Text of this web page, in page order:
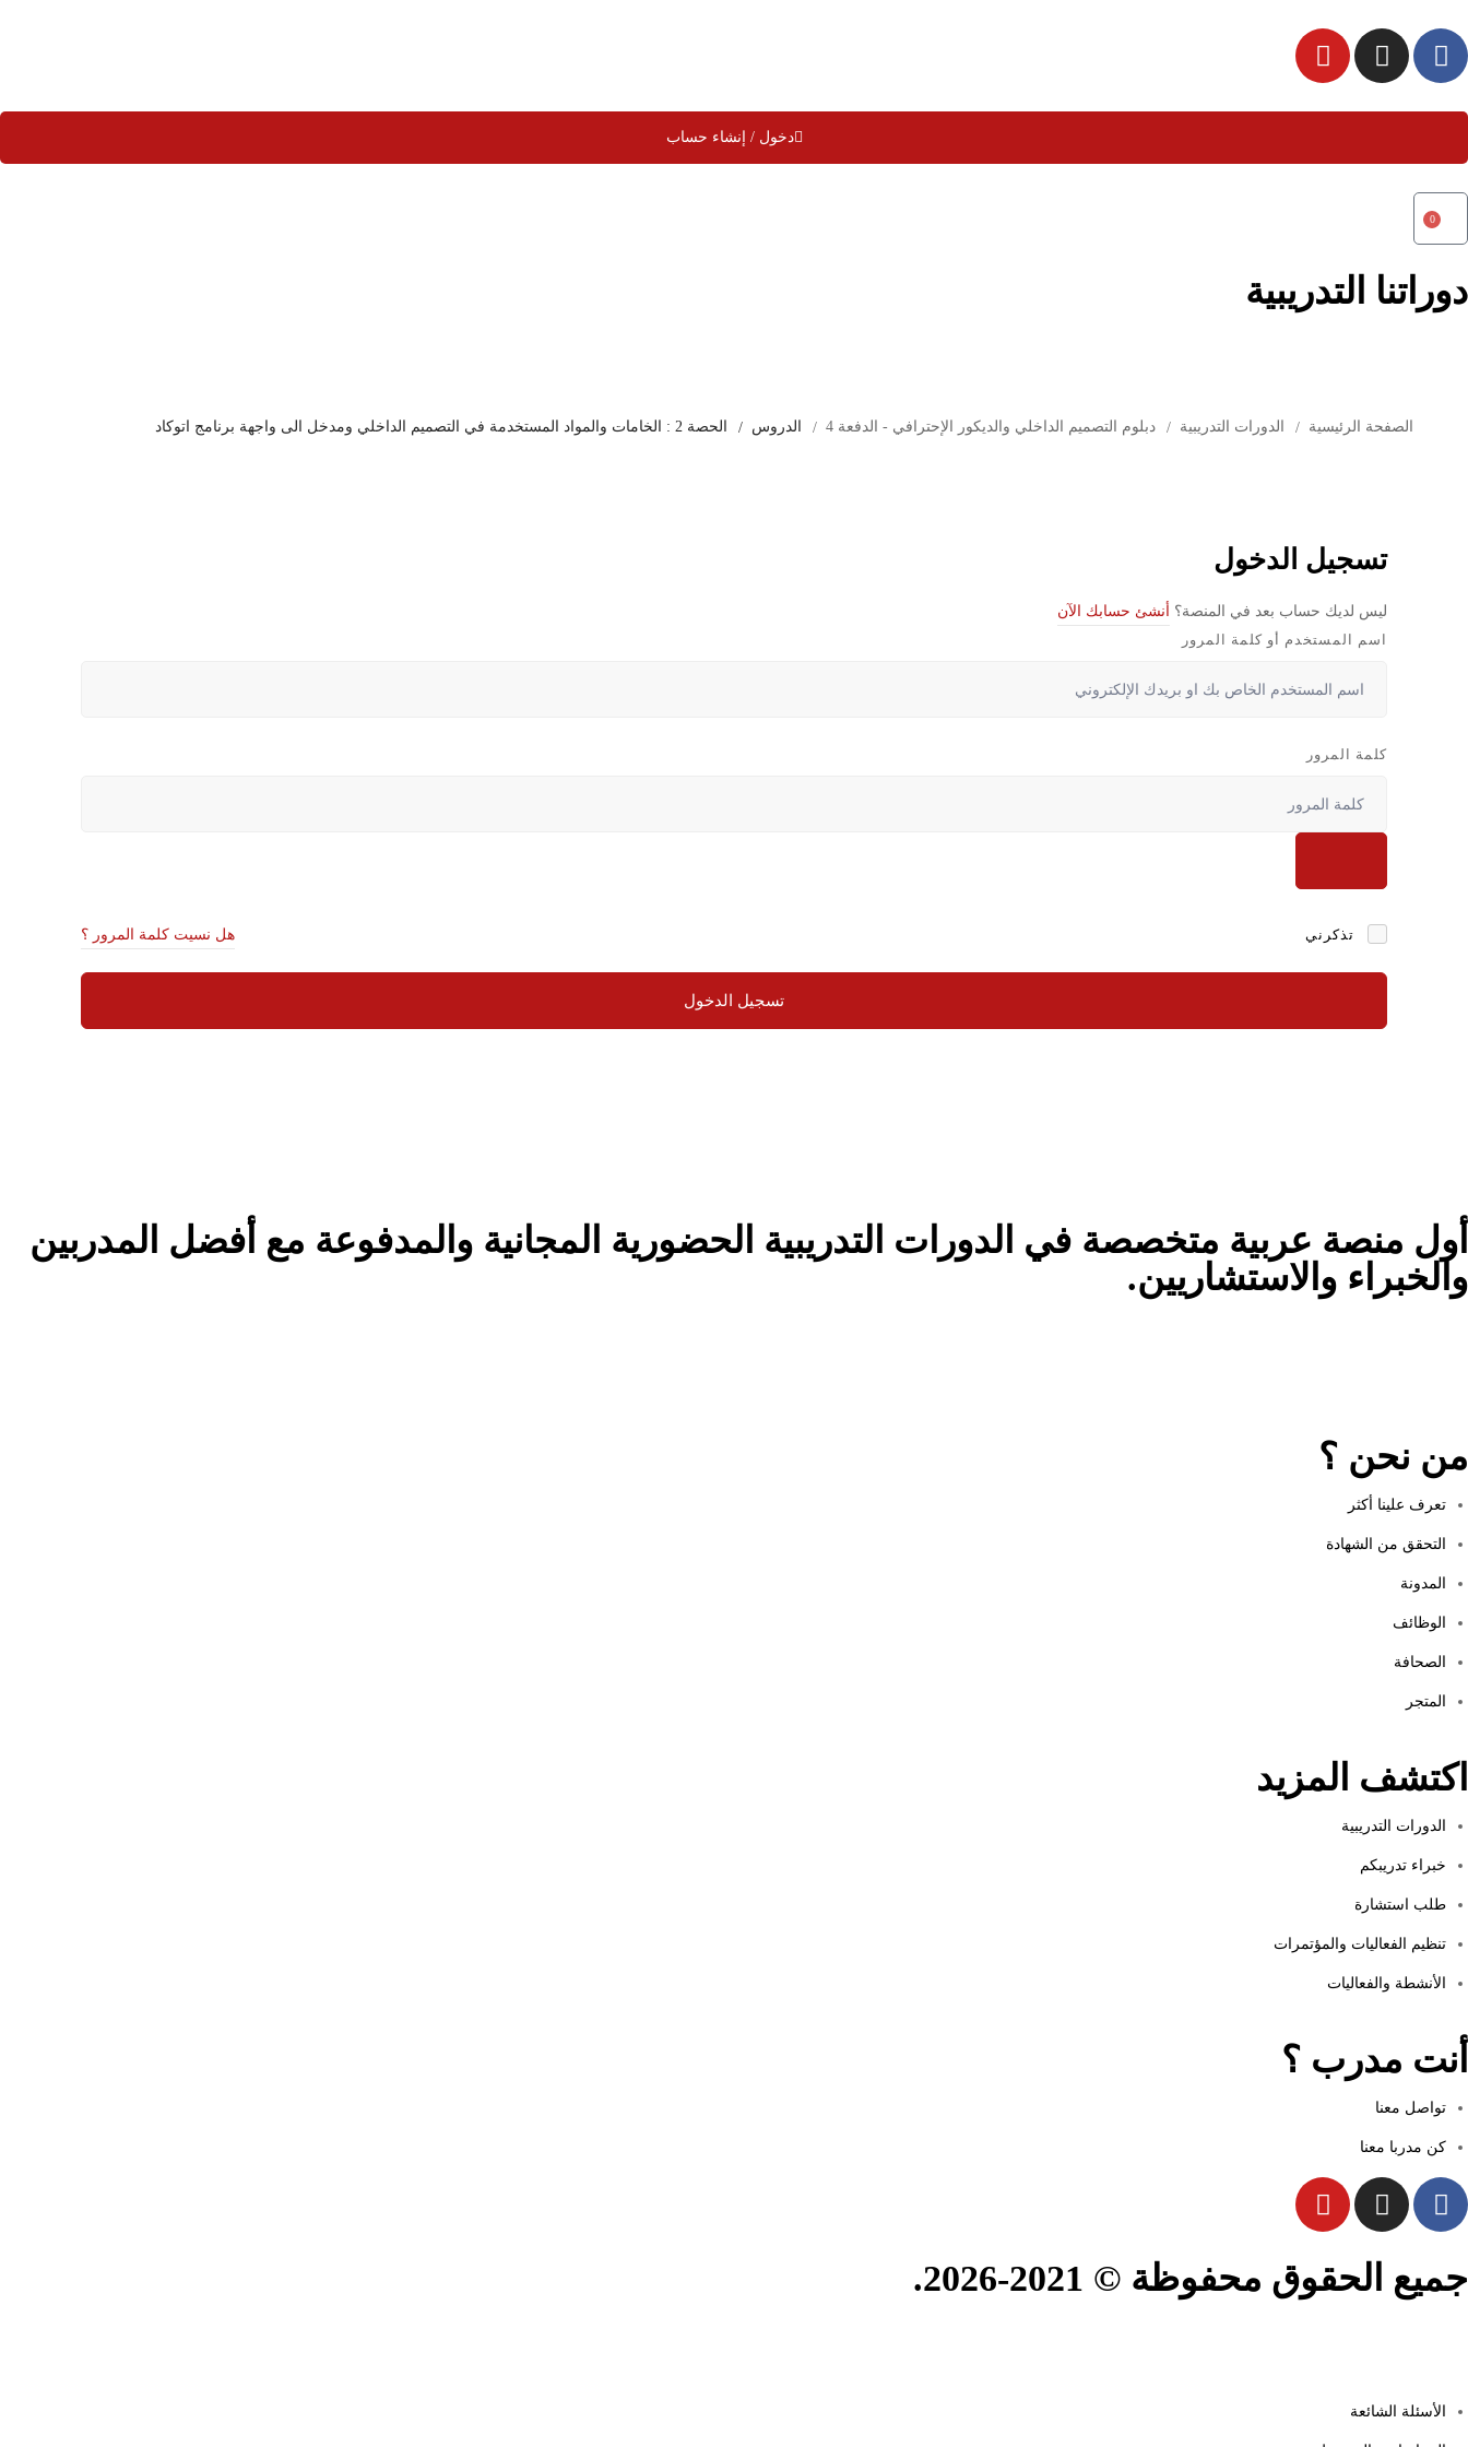
دخول / إنشاء حساب
0
دوراتنا التدريبية
الصفحة الرئيسية الدورات التدريبية دبلوم التصميم الداخلي والديكور الإحترافي - الدفعة 4 الدروس الحصة 2 : الخامات والمواد المستخدمة في التصميم الداخلي ومدخل الى واجهة برنامج اتوكاد
تسجيل الدخول
ليس لديك حساب بعد في المنصة؟
أنشئ حسابك الآن
اسم المستخدم أو كلمة المرور
كلمة المرور
تذكرني هل نسيت كلمة المرور ؟
تسجيل الدخول
أول منصة عربية متخصصة في الدورات التدريبية الحضورية المجانية والمدفوعة مع أفضل المدربين
والخبراء والاستشاريين.
من نحن ؟
تعرف علينا أكثر
التحقق من الشهادة
المدونة
الوظائف
الصحافة
المتجر
اكتشف المزيد
الدورات التدريبية
خبراء تدريبكم
طلب استشارة
تنظيم الفعاليات والمؤتمرات
الأنشطة والفعاليات
أنت مدرب ؟
تواصل معنا
كن مدربا معنا
جميع الحقوق محفوظة © 2021-2026.
الأسئلة الشائعة